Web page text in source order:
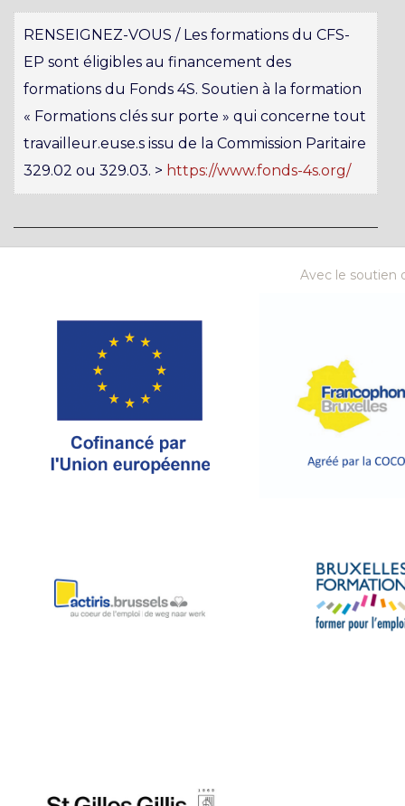
RENSEIGNEZ-VOUS / Les formations du CFS-
EP sont éligibles au financement des
formations du Fonds 4S. Soutien à la formation
« Formations clés sur porte » qui concerne tout
travailleur.euse.s issu de la Commission Paritaire
329.02 ou 329.03. > https://www.fonds-4s.org/
Avec le soutien